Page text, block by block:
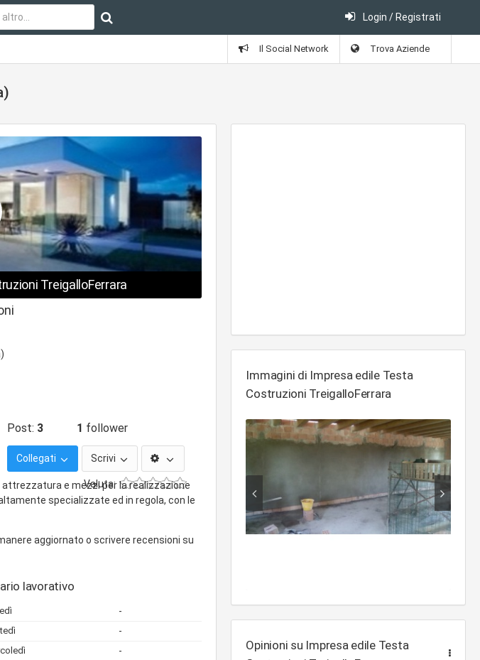
Login / Registrati
Il Social Network Trova Aziende
TreigalloFerrara
Post: 3 1 follower
Collegati Scrivi
Valuta:
attrezzatura e mezzi per la realizzazione
specializzate ed in regola, con le
aggiornato o scrivere recensioni su
lavorativo
-
-
-
Immagini di Impresa edile Testa
Costruzioni TreigalloFerrara
Opinioni su Impresa edile Testa